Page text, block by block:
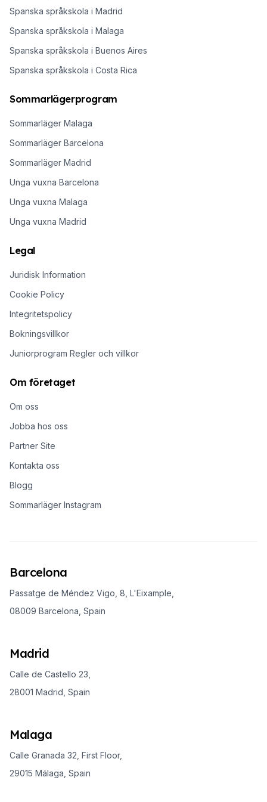
Spanska språkskola i Madrid
Spanska språkskola i Malaga
Spanska språkskola i Buenos Aires
Spanska språkskola i Costa Rica
Sommarlägerprogram
Sommarläger Malaga
Sommarläger Barcelona
Sommarläger Madrid
Unga vuxna Barcelona
Unga vuxna Malaga
Unga vuxna Madrid
Legal
Juridisk Information
Cookie Policy
Integritetspolicy
Bokningsvillkor
Juniorprogram Regler och villkor
Om företaget
Om oss
Jobba hos oss
Partner Site
Kontakta oss
Blogg
Sommarläger Instagram
Barcelona
Passatge de Méndez Vigo, 8, L'Eixample,
08009 Barcelona, Spain
Madrid
Calle de Castello 23,
28001 Madrid, Spain
Malaga
Calle Granada 32, First Floor,
29015 Málaga, Spain